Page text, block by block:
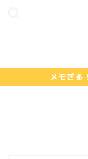
メモざる